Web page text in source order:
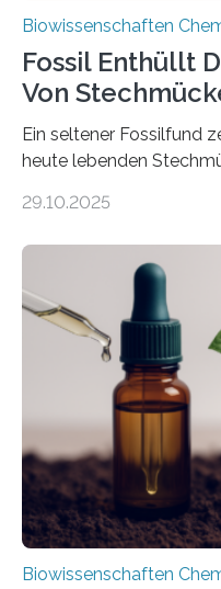
Biowissenschaften
Fossil Enthüllt
Von
Ein seltener Fossilfund
heute lebenden
Forschende die bisher
Region Kachin in
ausgezeichnetem
Art einer neuen Gattung
nun den Namen
fossile Nachweis einer
stellt gleichzeitig den
Mückenlarve aus dem
29.10.2025
Biowissenschaften